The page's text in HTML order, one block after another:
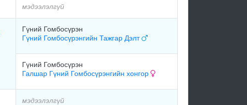
мэдээлэлгүй
Гүний Гомбосүрэн
Гүний Гомбосүрэнгийн Тажгар Дэлт
Гүний Гомбосүрэн
Галшар Гүний Гомбосүрэнгийн хонгор
мэдээлэлгүй